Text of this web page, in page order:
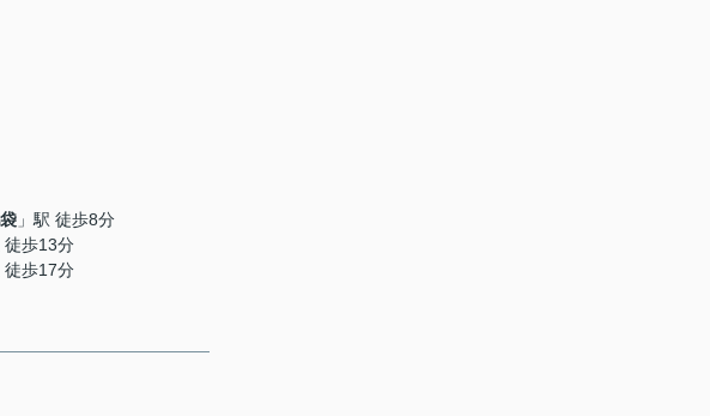
」駅 徒歩8分
徒歩13分
徒歩17分